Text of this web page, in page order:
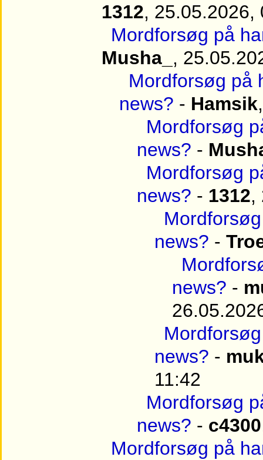
1312, 25.05.2026,
Mordforsøg på
Musha_ ,
Mordforsøg på
news? - Hamsik
Mordforsøg
news? -
Mordforsøg
news? - 1312,
news? -
news? -
news? -
11:42
Mordforsøg
news? - c4300
Mordforsøg på